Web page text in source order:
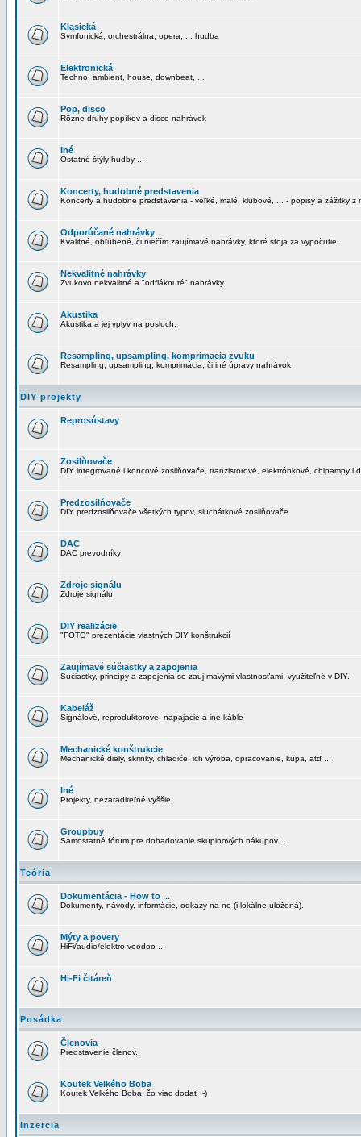
Klasická
Symfonická, orchestrálna, opera, ... hudba
Elektronická
Techno, ambient, house, downbeat, ...
Pop, disco
Rôzne druhy popíkov a disco nahrávok
Iné
Ostatné štýly hudby ...
Koncerty, hudobné predstavenia
Koncerty a hudobné predstavenia - veľké, malé, klubové, ... - popisy a zážitky z
Odporúčané nahrávky
Kvalitné, obľúbené, či niečím zaujímavé nahrávky, ktoré stoja za vypočutie.
Nekvalitné nahrávky
Zvukovo nekvalitné a "odfláknuté" nahrávky.
Akustika
Akustika a jej vplyv na posluch.
Resampling, upsampling, komprimacia zvuku
Resampling, upsampling, komprimácia, či iné úpravy nahrávok
DIY projekty
Reprosústavy
Zosilňovače
DIY integrované i koncové zosilňovače, tranzistorové, elektrónkové, chipampy i
Predzosilňovače
DIY predzosilňovače všetkých typov, sluchátkové zosilňovače
DAC
DAC prevodníky
Zdroje signálu
Zdroje signálu
DIY realizácie
"FOTO" prezentácie vlastných DIY konštrukcií
Zaujímavé súčiastky a zapojenia
Súčiastky, princípy a zapojenia so zaujímavými vlastnosťami, využiteľné v DIY.
Kabeláž
Signálové, reproduktorové, napájacie a iné káble
Mechanické konštrukcie
Mechanické diely, skrinky, chladiče, ich výroba, opracovanie, kúpa, atď ...
Iné
Projekty, nezaraditeľné vyššie.
Groupbuy
Samostatné fórum pre dohadovanie skupinových nákupov ...
Teória
Dokumentácia - How to ...
Dokumenty, návody, informácie, odkazy na ne (i lokálne uložená).
Mýty a povery
HiFi/audio/elektro voodoo ...
Hi-Fi čitáreň
Posádka
Členovia
Predstavenie členov.
Koutek Velkého Boba
Koutek Velkého Boba, čo viac dodať :-)
Inzercia